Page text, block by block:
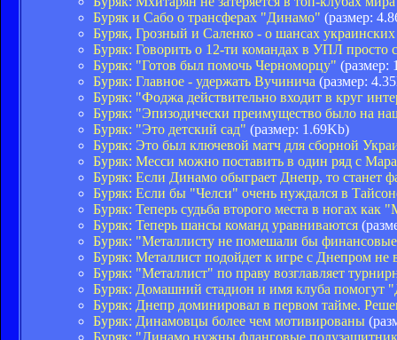
Буряк и Сабо о трансферах "Динамо" (размер:
Буряк, Грозный и Саленко - о шансах
Буряк: Говорить о 12-ти командах в УПЛ просто
Буряк: "Готов был помочь Черноморцу" (размер:
Буряк: Главное - удержать Вучинича (размер:
Буряк: "Фоджа действительно входит в круг
Буряк: "Эпизодически преимущество было на
Буряк: "Это детский сад" (размер: 1.69Kb)
Буряк: Это был ключевой матч для сборной
Буряк: Месси можно поставить в один ряд с
Буряк: Если Динамо обыграет Днепр, то станет
Буряк: Если бы "Челси" очень нуждался в
Буряк: Теперь судьба второго места в ногах
Буряк: Теперь шансы команд уравниваются
Буряк: "Металлисту не помешали бы
Буряк: Металлист подойдет к игре с Днепром не
Буряк: "Металлист" по праву возглавляет
Буряк: Домашний стадион и имя клуба помогут
Буряк: Днепр доминировал в первом тайме.
Буряк: Динамовцы более чем мотивированы
Буряк: "Динамо нужны фланговые